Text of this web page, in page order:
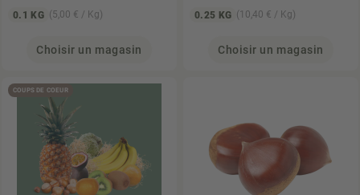
0.1 KG (5,00 € / Kg)
Choisir un magasin
0.25 KG (10,40 € / Kg)
Choisir un magasin
COUPS DE COEUR